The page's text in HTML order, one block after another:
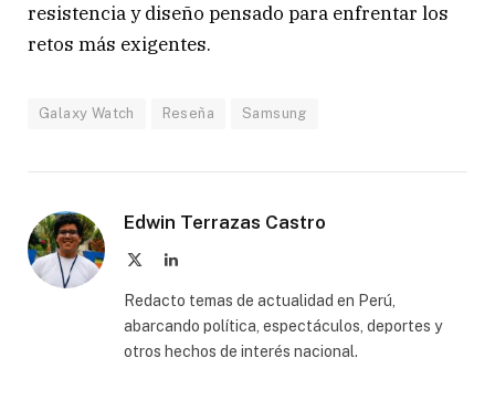
resistencia y diseño pensado para enfrentar los
retos más exigentes.
Galaxy Watch Reseña Samsung
Edwin Terrazas Castro
LinkedIn
Redacto temas de actualidad en Perú,
abarcando política, espectáculos, deportes y
otros hechos de interés nacional.